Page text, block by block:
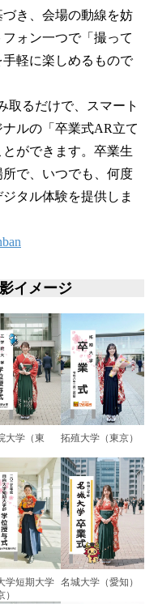
き、会場の動線を妨
ォン一つで「撮って
軽に楽しめるもので
るだけで、スマート
ルの「卒業式AR立て
ができます。卒業生
で、いつでも、何度
タル体験を提供しま
イメージ
大学（東
拓殖大学（東京）
学短期大学
）
名城大学（愛知）